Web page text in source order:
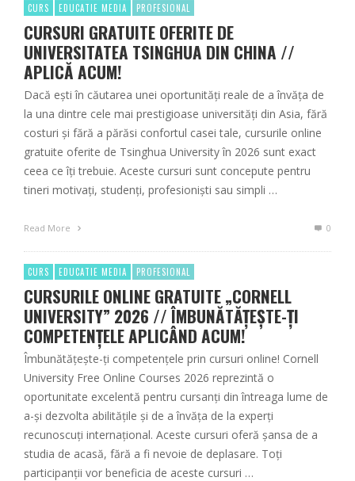
CURS EDUCATIE MEDIA PROFESIONAL
CURSURI GRATUITE OFERITE DE
UNIVERSITATEA TSINGHUA DIN CHINA //
APLICĂ ACUM!
Dacă ești în căutarea unei oportunități reale de a învăța de
la una dintre cele mai prestigioase universități din Asia, fără
costuri și fără a părăsi confortul casei tale, cursurile online
gratuite oferite de Tsinghua University în 2026 sunt exact
ceea ce îți trebuie. Aceste cursuri sunt concepute pentru
tineri motivați, studenți, profesioniști sau simpli …
Read More 0
CURS EDUCATIE MEDIA PROFESIONAL
CURSURILE ONLINE GRATUITE „CORNELL
UNIVERSITY” 2026 // ÎMBUNĂTĂȚEȘTE-ȚI
COMPETENȚELE APLICÂND ACUM!
Îmbunătățește-ți competențele prin cursuri online! Cornell
University Free Online Courses 2026 reprezintă o
oportunitate excelentă pentru cursanți din întreaga lume de
a-și dezvolta abilitățile și de a învăța de la experți
recunoscuți internațional. Aceste cursuri oferă șansa de a
studia de acasă, fără a fi nevoie de deplasare. Toți
participanții vor beneficia de aceste cursuri …